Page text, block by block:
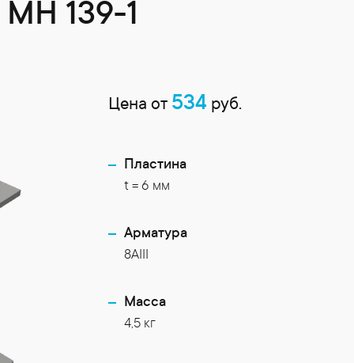
139-1
Цена от 534 руб.
Пластина
t = 6 мм
Арматура
8AIII
Масса
4,5 кг